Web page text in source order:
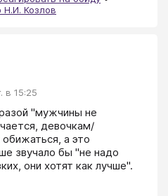
Н.И. Козлов
в 15:25
"мужчины не
девочкам/
а это
звучало бы "не надо
они хотят как лучше".